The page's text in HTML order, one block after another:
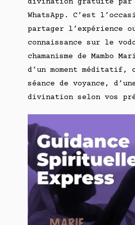
divination gratuite par
WhatsApp. C’est
partager l’expérience
connaissance sur le
chamanisme de Mambo
d’un moment méditatif,
séance de voyance,
divination selon vos